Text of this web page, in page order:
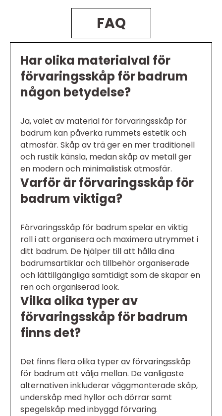
FAQ
Har olika materialval för
förvaringsskåp för badrum
någon betydelse?
Ja, valet av material för förvaringsskåp för
badrum kan påverka rummets estetik och
atmosfär. Skåp av trä ger en mer traditionell
och rustik känsla, medan skåp av metall ger
en modern och minimalistisk atmosfär.
Varför är förvaringsskåp för
badrum viktiga?
Förvaringsskåp för badrum spelar en viktig
roll i att organisera och maximera utrymmet i
ditt badrum. De hjälper till att hålla dina
badrumsartiklar och tillbehör organiserade
och lättillgängliga samtidigt som de skapar en
ren och organiserad look.
Vilka olika typer av
förvaringsskåp för badrum
finns det?
Det finns flera olika typer av förvaringsskåp
för badrum att välja mellan. De vanligaste
alternativen inkluderar väggmonterade skåp,
underskåp med hyllor och dörrar samt
spegelskåp med inbyggd förvaring.